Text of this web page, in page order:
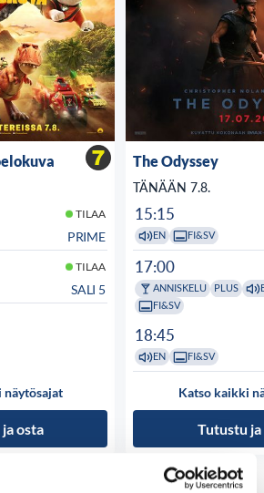
TILAA
PRIME
TILAA
SALI 5
näytösajat
osta
The Odyssey
TÄNÄÄN 7.8.
15:15
EN FI&SV
17:00
ANNISKELU PLUS
FI&SV
18:45
EN FI&SV
Katso kaikki
Tutustu ja